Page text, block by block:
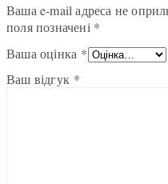
Ваша e-mail адреса не
поля позначені *
Ваша оцінка *
Ваш відгук *